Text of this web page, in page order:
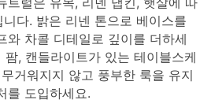
다. 밝은 리넨 톤으로 베이스를
와 차콜 디테일로 깊이를 더하세
, 캔들라이트가 있는 테이블스케
거워지지 않고 풍부한 룩을 유지
를 도입하세요.